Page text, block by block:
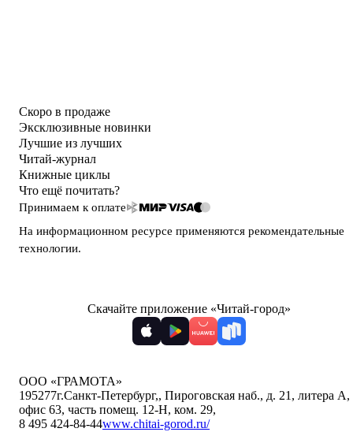
Скоро в продаже
Эксклюзивные новинки
Лучшие из лучших
Читай-журнал
Книжные циклы
Что ещё почитать?
Принимаем к оплате
На информационном ресурсе применяются рекомендательные
технологии.
Скачайте приложение «Читай-город»
ООО «ГРАМОТА»
195277г.Санкт-Петербург,, Пироговская наб., д. 21, литера А,
офис 63, часть помещ. 12-Н, ком. 29,
8 495 424-84-44www.chitai-gorod.ru/